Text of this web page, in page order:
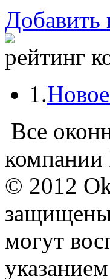
рейтинг
1.
Все
компании
© 2012
могут